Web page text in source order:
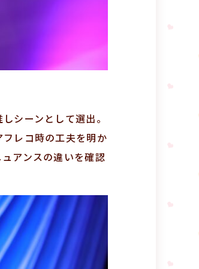
シーンとして選出。
レコ時の工夫を明か
アンスの違いを確認